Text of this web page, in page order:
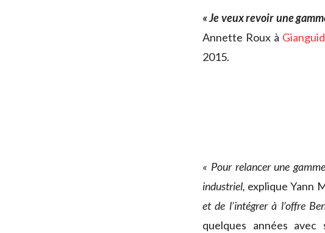
« Je veux revoir une
Annette Roux à
2015.
« Pour relancer une
industriel, explique Yann
et de l’intégrer à l’offre
quelques années